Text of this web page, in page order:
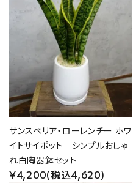
サンスベリア・ローレンチー ホワ
イトサイポット シンプルおしゃ
れ白陶器鉢セット
¥4,200(税込4,620)